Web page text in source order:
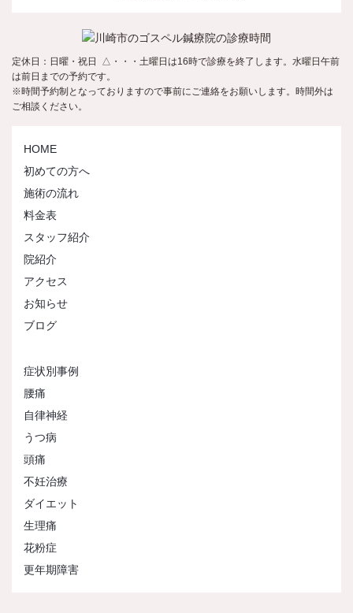
定休日：日曜・祝日 △・・・土曜日は16時で診療を終了します。水曜日午前
は前日までの予約です。
※時間予約制となっておりますので事前にご連絡をお願いします。時間外は
ご相談ください。
HOME
初めての方へ
施術の流れ
料金表
スタッフ紹介
院紹介
アクセス
お知らせ
ブログ
症状別事例
腰痛
自律神経
うつ病
頭痛
不妊治療
ダイエット
生理痛
花粉症
更年期障害